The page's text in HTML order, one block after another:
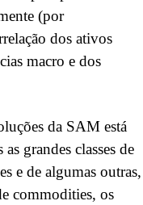
(por
dos ativos
macro e dos
da SAM está
grandes classes de
e de algumas outras,
commodities, os